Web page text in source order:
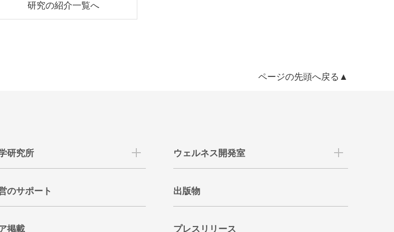
研究の紹介一覧へ
ページの先頭へ戻る▲
研究所 ウェルネス開発室
のサポート 出版物
掲載 プレスリリース